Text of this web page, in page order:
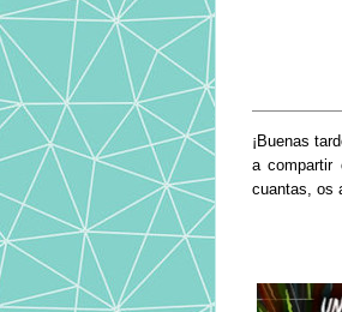
¡Buenas
a compartir
cuantas, os